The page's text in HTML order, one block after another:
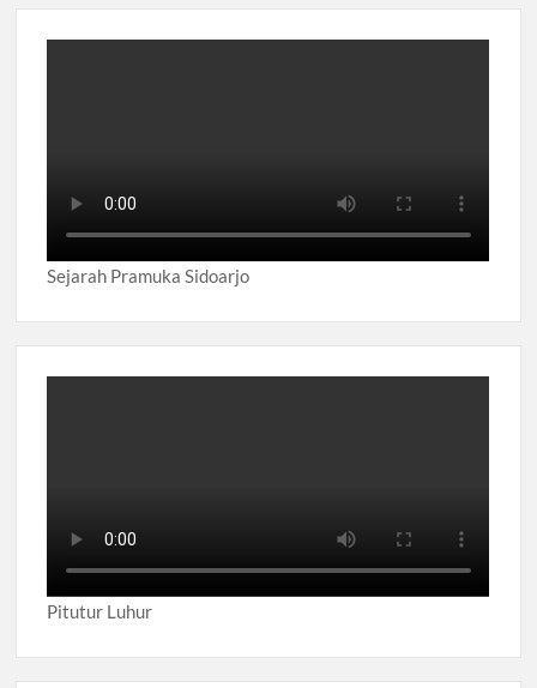
Sejarah Pramuka Sidoarjo
Pitutur Luhur